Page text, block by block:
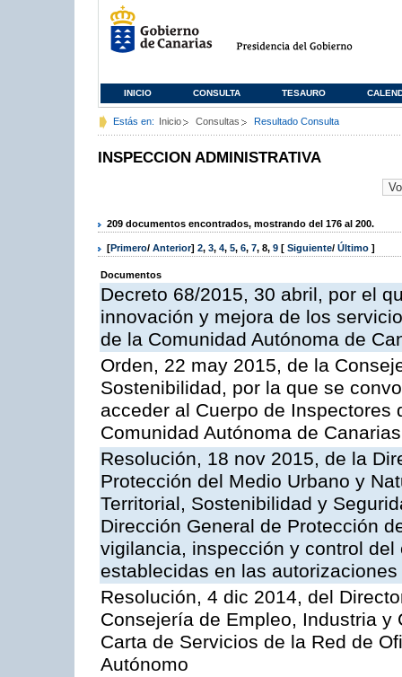
INICIO CONSULTA TESAURO
Estás en: Inicio Consultas Resultado Consulta
INSPECCION ADMINISTRATIVA
209 documentos encontrados, mostrando del 176 al 200.
[Primero/ Anterior] 2, 3, 4, 5, 6, 7, 8, 9 [ Siguiente/ Último ]
Documentos
Decreto 68/2015, 30 abril, por el
innovación y mejora de los
de la Comunidad Autónoma de
Orden, 22 may 2015, de la
Sostenibilidad, por la que se
acceder al Cuerpo de
Comunidad Autónoma de Canarias
Resolución, 18 nov 2015, de la
Protección del Medio Urbano y
Territorial, Sostenibilidad y
Dirección General de Protección
vigilancia, inspección y control
establecidas en las
Resolución, 4 dic 2014, del
Consejería de Empleo, Industria
Carta de Servicios de la Red de
Autónomo